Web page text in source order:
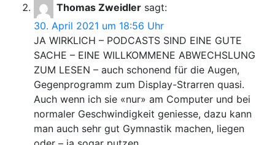
Thomas Zweidler sagt:
30. April 2021 um 18:56 Uhr
JA WIRKLICH – PODCASTS SIND EINE GUTE
SACHE – EINE WILLKOMMENE ABWECHSLUNG
ZUM LESEN – auch schonend für die Augen,
Gegenprogramm zum Display-Strarren quasi.
Auch wenn ich sie «nur» am Computer und bei
normaler Geschwindigkeit geniesse, dazu kann
man auch sehr gut Gymnastik machen, liegen